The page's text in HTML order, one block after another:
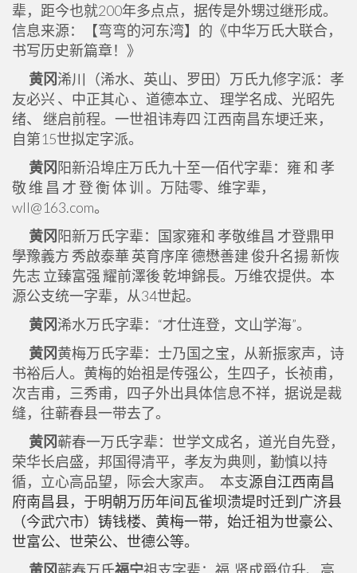
辈，距今也就200年多点点，据传是外甥过继形成。
信息来源：【弯弯的河东湾】的《中华万氏大联合，
书写历史新篇章！》
黄冈浠川（浠水、英山、罗田）万氏九修字派：孝
友必兴 、中正其心 、道德本立、 理学名成、光昭先
绪、 继启前程。一世祖讳寿四 江西南昌东埂迁来，
自第15世拟定字派。
黄冈 阳新沿埠庄万氏九十至一佰代字辈：雍 和 孝
敬 维 昌 才 登 衡 体 训 。万陆零、维字辈，
wll@163.com。
黄冈 阳新万氏字辈：国家雍和 孝敬维昌 才登鼎甲
學豫義方 秀啟泰華 英育序庠 德懋善建 俊升名揚 新恢
先志 立臻富强 耀前澤後 乾坤錦長。万维农提供。本
源公支统一字辈，从34世起。
黄冈浠水万氏字辈：“才仕连登，文山学海”。
黄冈黄梅万氏字辈：士乃国之宝，从新振家声，诗
书裕后人。黄梅的始祖是传强公，生四子，长祯甫，
次吉甫，三秀甫，四子外出具体信息不祥，据说是裁
缝，往蕲春县一带去了。
黄冈蕲春一万氏字辈：世学文成名，道光自先登，
荣华长启盛，邦国得清平，孝友为典则，勤慎以持
循，立心高品望，际会大家声。 本支源自江西南昌
府南昌县，于明朝万历年间瓦雀坝溃堤时迁到广济县
（今武穴市）铸钱楼、黄梅一带，始迁祖为世豪公、
世富公、世荣公、世德公等。